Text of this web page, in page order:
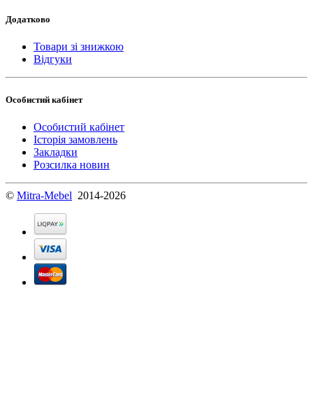
Додатково
Товари зі знижкою
Відгуки
Особистий кабінет
Особистий кабінет
Історія замовлень
Закладки
Розсилка новин
© Mitra-Mebel 2014-2026